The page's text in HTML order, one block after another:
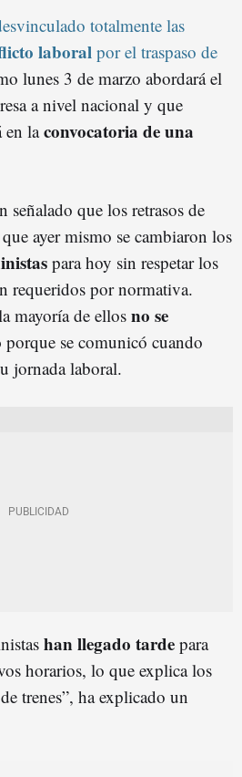
totalmente las
laboral por el traspaso de
lunes 3 de marzo abordará el
a nivel nacional y que
en laconvocatoria de una
señalado que los retrasos de
que ayer mismo se cambiaron los
para hoy sin respetar los
requeridos por normativa.
mayoría de ellos no se
porque se comunicó cuando
jornada laboral.
han llegado tarde para
horarios, lo que explica los
trenes”, ha explicado un